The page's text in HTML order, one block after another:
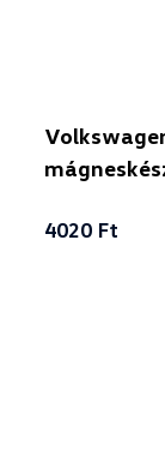
4020 Ft